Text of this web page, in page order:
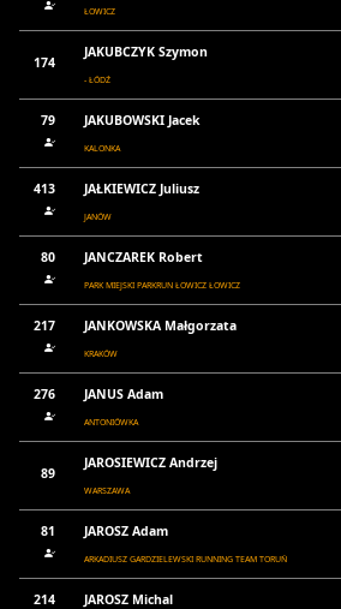
ŁOWICZ
174
JAKUBCZYK Szymon
- ŁÓDŹ
79 JAKUBOWSKI Jacek
KALONKA
413 JAŁKIEWICZ Juliusz
JANÓW
80 JANCZAREK Robert
PARK MIEJSKI PARKRUN ŁOWICZ ŁOWICZ
217 JANKOWSKA Małgorzata
KRAKÓW
276 JANUS Adam
ANTONIÓWKA
89
JAROSIEWICZ Andrzej
WARSZAWA
81 JAROSZ Adam
ARKADIUSZ GARDZIELEWSKI RUNNING TEAM TORUŃ
214 JAROSZ Michal